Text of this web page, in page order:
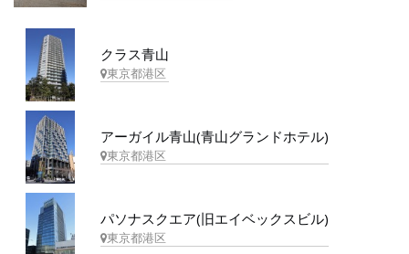
クラス青山
東京都港区
アーガイル青山(青山グランドホテル)
東京都港区
パソナスクエア(旧エイベックスビル)
東京都港区